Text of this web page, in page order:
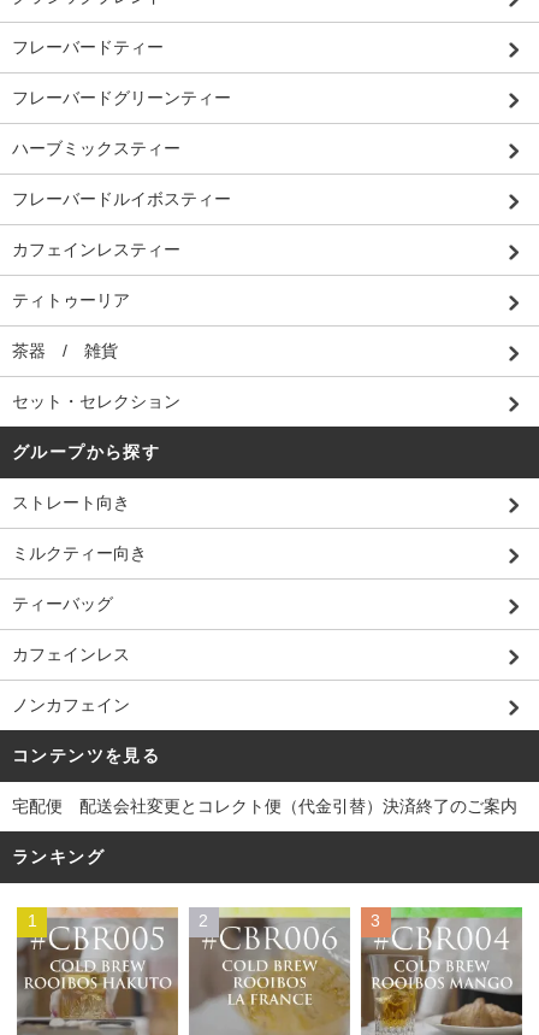
フレーバードティー
フレーバードグリーンティー
ハーブミックスティー
フレーバードルイボスティー
カフェインレスティー
ティトゥーリア
茶器 / 雑貨
セット・セレクション
グループから探す
ストレート向き
ミルクティー向き
ティーバッグ
カフェインレス
ノンカフェイン
コンテンツを見る
宅配便 配送会社変更とコレクト便（代金引替）決済終了のご案内
ランキング
1 2 3